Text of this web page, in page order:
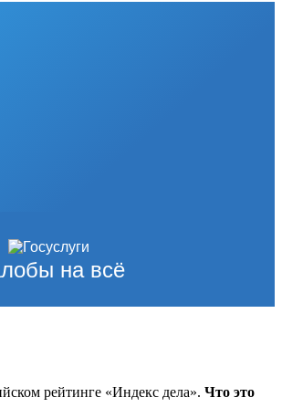
на всё
рейтинге «Индекс дела». Что это